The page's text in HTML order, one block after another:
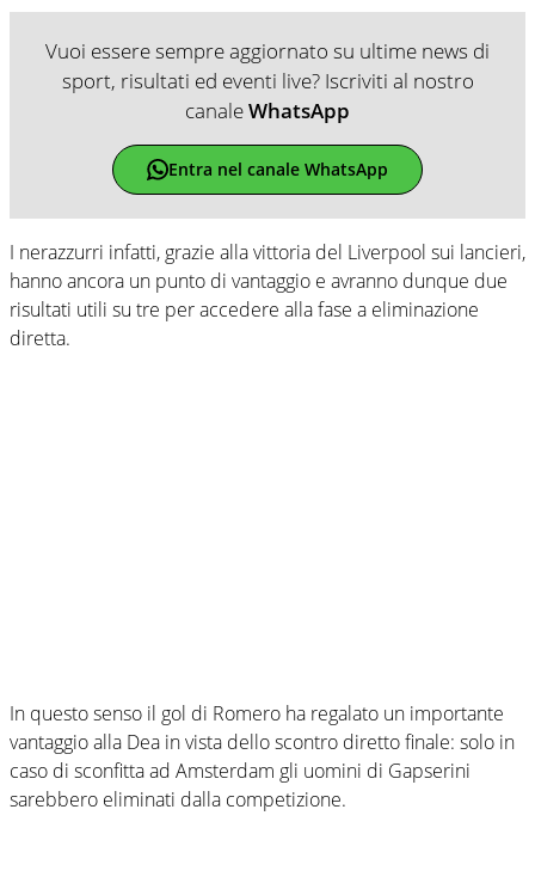
Vuoi essere sempre aggiornato su ultime news di
sport, risultati ed eventi live? Iscriviti al nostro
canaleWhatsApp
Entra nel canale WhatsApp
I nerazzurri infatti, grazie alla vittoria del Liverpool sui lancieri,
hanno ancora un punto di vantaggio e avranno dunque due
risultati utili su tre per accedere alla fase a eliminazione
diretta.
In questo senso il gol di Romero ha regalato un importante
vantaggio alla Dea in vista dello scontro diretto finale: solo in
caso di sconfitta ad Amsterdam gli uomini di Gapserini
sarebbero eliminati dalla competizione.